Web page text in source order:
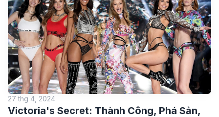
27 thg 4, 2024
Victoria's Secret: Thành Công, Phá Sản,